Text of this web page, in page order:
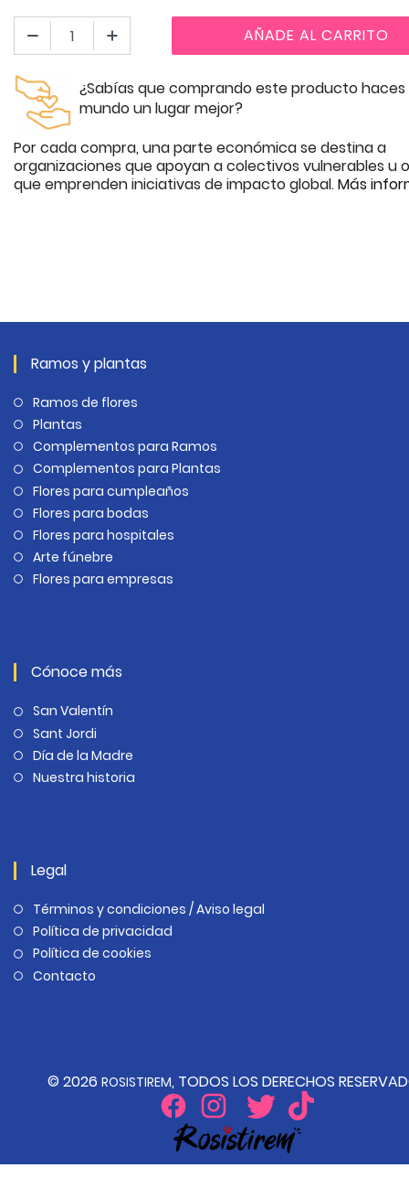
AÑADE AL CARRITO
¿Sabías que comprando este producto haces
mundo un lugar mejor?
Por cada compra, una parte económica se destina a
organizaciones que apoyan a colectivos vulnerables u
que emprenden iniciativas de impacto global.Más
Ramos y plantas
Ramos de flores
Plantas
Complementos para Ramos
Complementos para Plantas
Flores para cumpleaños
Flores para bodas
Flores para hospitales
Arte fúnebre
Flores para empresas
Cónoce más
San Valentín
Sant Jordi
Día de la Madre
Nuestra historia
Legal
Términos y condiciones / Aviso legal
Política de privacidad
Política de cookies
Contacto
© 2026 ROSISTIREM, TODOS LOS DERECHOS